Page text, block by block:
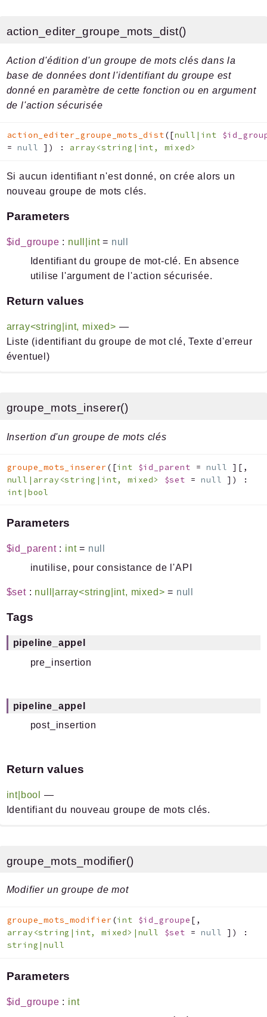
action_editer_groupe_mots_dist()
Action d'édition d'un groupe de mots clés dans la
base de données dont l'identifiant du groupe est
donné en paramètre de cette fonction ou en argument
de l'action sécurisée
action_editer_groupe_mots_dist([null|int
=null ] ) : array<string|int, mixed>
Si aucun identifiant n'est donné, on crée alors un
nouveau groupe de mots clés.
Parameters
$id_groupe : null|int= null
Identifiant du groupe de mot-clé. En absence
utilise l'argument de l'action sécurisée.
Return values
array<string|int, mixed> —
Liste (identifiant du groupe de mot clé, Texte d'erreur
éventuel)
groupe_mots_inserer()
Insertion d'un groupe de mots clés
groupe_mots_inserer( [int $id_parent =null ] [ ,
null|array<string|int, mixed> $set =null ] )
:
int|bool
Parameters
$id_parent: int= null
inutilise, pour consistance de l'API
$set: null|array<string|int, mixed> = null
Tags
pipeline_appel
pre_insertion
pipeline_appel
post_insertion
Return values
int|bool
—
Identifiant du nouveau groupe de mots clés.
groupe_mots_modifier()
Modifier un groupe de mot
groupe_mots_modifier(int $id_groupe [ ,
array<string|int, mixed>|null $set =null ] )
:
string|null
Parameters
$id_groupe : int